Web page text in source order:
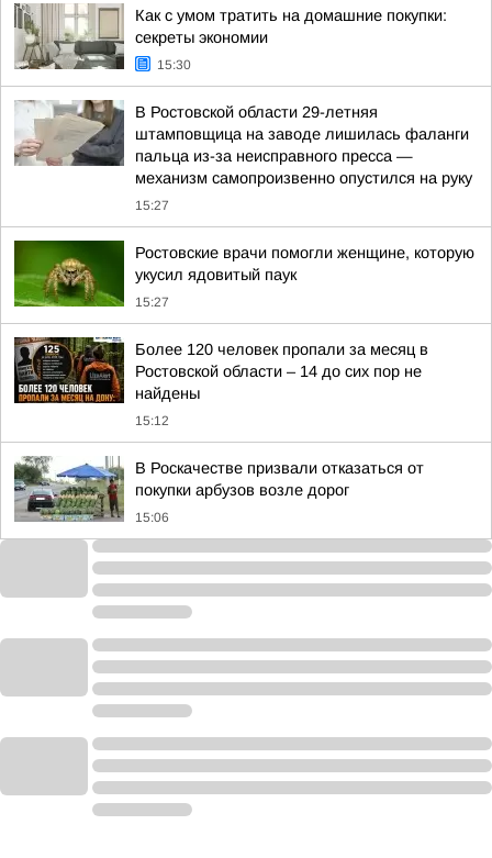
Как с умом тратить на домашние покупки:
секреты экономии
15:30
В Ростовской области 29-летняя
штамповщица на заводе лишилась фаланги
пальца из-за неисправного пресса —
механизм самопроизвенно опустился на руку
15:27
Ростовские врачи помогли женщине, которую
укусил ядовитый паук
15:27
Более 120 человек пропали за месяц в
Ростовской области – 14 до сих пор не
найдены
15:12
В Роскачестве призвали отказаться от
покупки арбузов возле дорог
15:06